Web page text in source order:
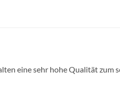
eine sehr hohe Qualität zum